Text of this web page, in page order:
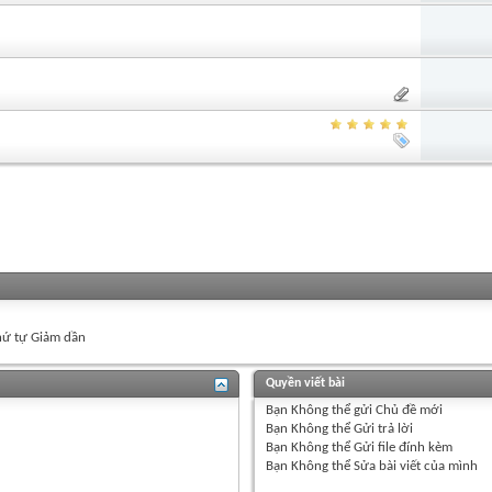
tự Giảm dần
Quyền viết bài
Bạn Không thểgửi Chủ đề mới
Bạn Không thểGửi trả lời
Bạn Không thểGửi file đính kèm
Bạn Không thểSửa bài viết của mình